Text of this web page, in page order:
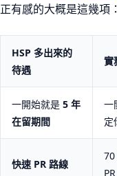
正有感的大概是這幾項：
HSP 多出來的
待遇
實
一開始就是 5 年
在留期間
一
定
快速 PR 路線
70
PR